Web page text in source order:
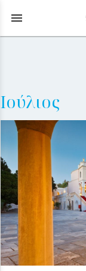
menu
Ιούλιος